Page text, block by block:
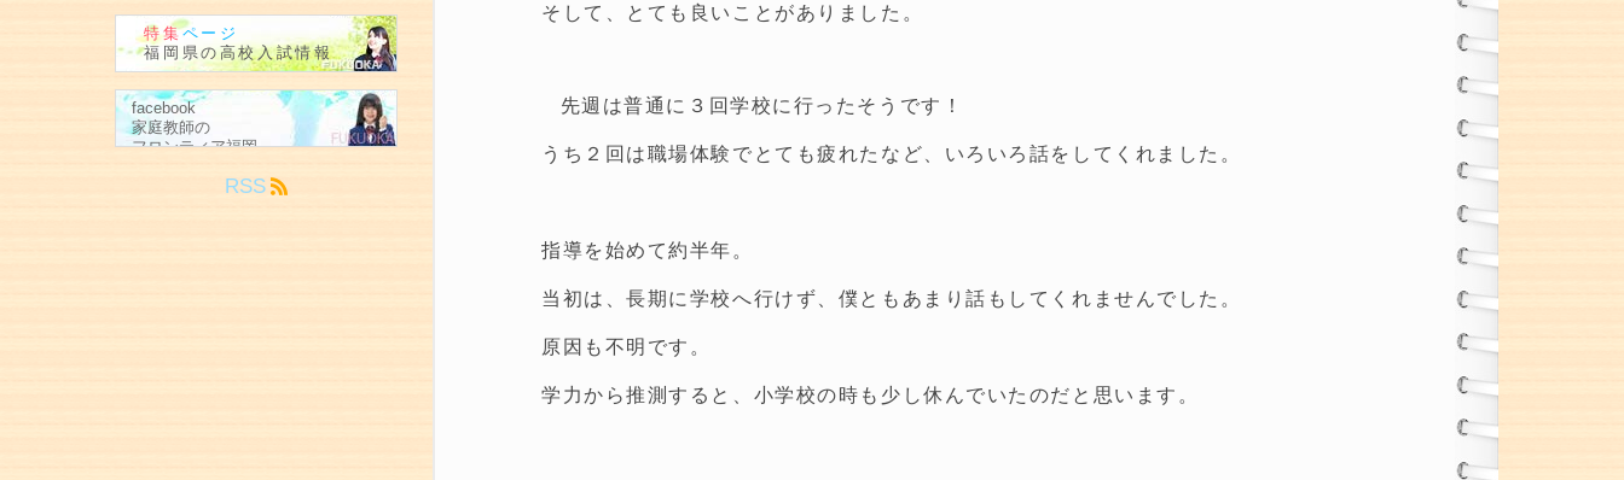
そして、とても良いことがありました。
先週は普通に３回学校に行ったそうです！
うち２回は職場体験でとても疲れたなど、いろいろ話をしてくれました。
指導を始めて約半年。
当初は、長期に学校へ行けず、僕ともあまり話もしてくれませんでした。
原因も不明です。
学力から推測すると、小学校の時も少し休んでいたのだと思います。
特集ページ
福岡県の高校入試情報
facebook
家庭教師の
フロンティア福岡
RSS